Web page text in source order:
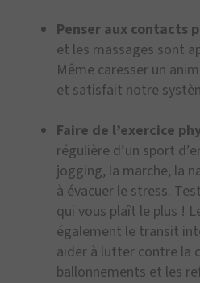
Penser aux contacts
et les massages sont
Même caresser un
et satisfait notre
Faire de l’exercice
régulière d’un sport
jogging, la marche, la
à évacuer le stress.
qui vous plaît le plus !
également le transit
aider à lutter contre la
ballonnements et les